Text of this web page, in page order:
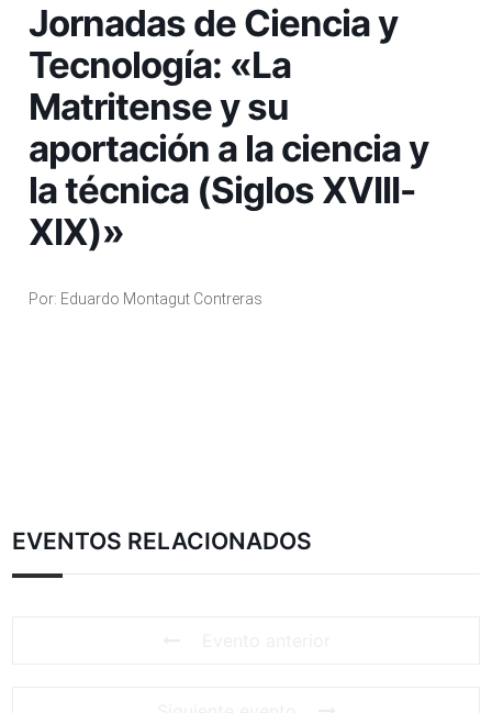
Jornadas de Ciencia y
Tecnología: «La
Matritense y su
aportación a la ciencia y
la técnica (Siglos XVIII-
XIX)»
Por: Eduardo Montagut Contreras
EVENTOS RELACIONADOS